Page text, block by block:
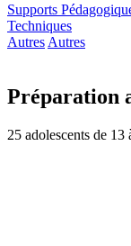
Supports
Techniques
Autres Autres
Préparation
25 adolescents de